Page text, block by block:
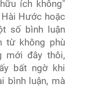
ích không"
Hước hoặc
số bình luận
từ không phù
mới đây thôi,
bất ngờ khi
bình luận, mà